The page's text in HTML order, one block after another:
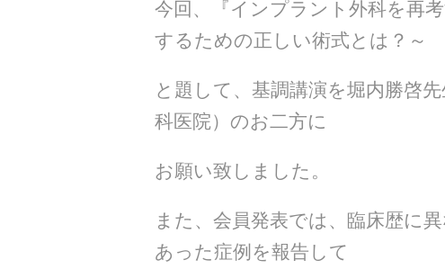
今回、『インプラント外科を再
するための正しい術式とは？～
と題して、基調講演を堀内勝啓
科医院）のお二方に
お願い致しました。
また、会員発表では、臨床歴に
あった症例を報告して